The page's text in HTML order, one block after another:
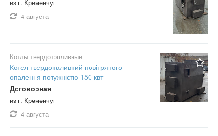
из г. Кременчуг
4 августа
Котлы твердотопливные
Котел твердопаливний повітряного
опалення потужністю 150 квт
Договорная
из г. Кременчуг
4 августа